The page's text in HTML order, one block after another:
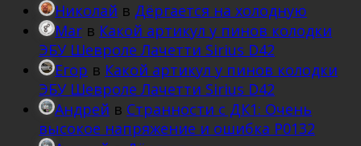
Николай в Дёргается на холодную
Mar в Какой артикул у пинов колодки
ЭБУ Шевроле Лачетти Sirius D42
Егор в Какой артикул у пинов колодки
ЭБУ Шевроле Лачетти Sirius D42
Андрей в Странности с ДК1: Очень
высокое напряжение и ошибка Р0132